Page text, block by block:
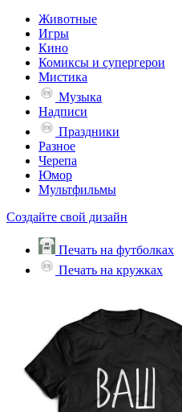
Животные
Игры
Кино
Комиксы и супергерои
Мистика
Музыка
Надписи
Праздники
Разное
Черепа
Юмор
Мультфильмы
Создайте свой дизайн
Печать на футболках
Печать на кружках